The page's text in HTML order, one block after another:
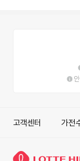
고객센터 가전